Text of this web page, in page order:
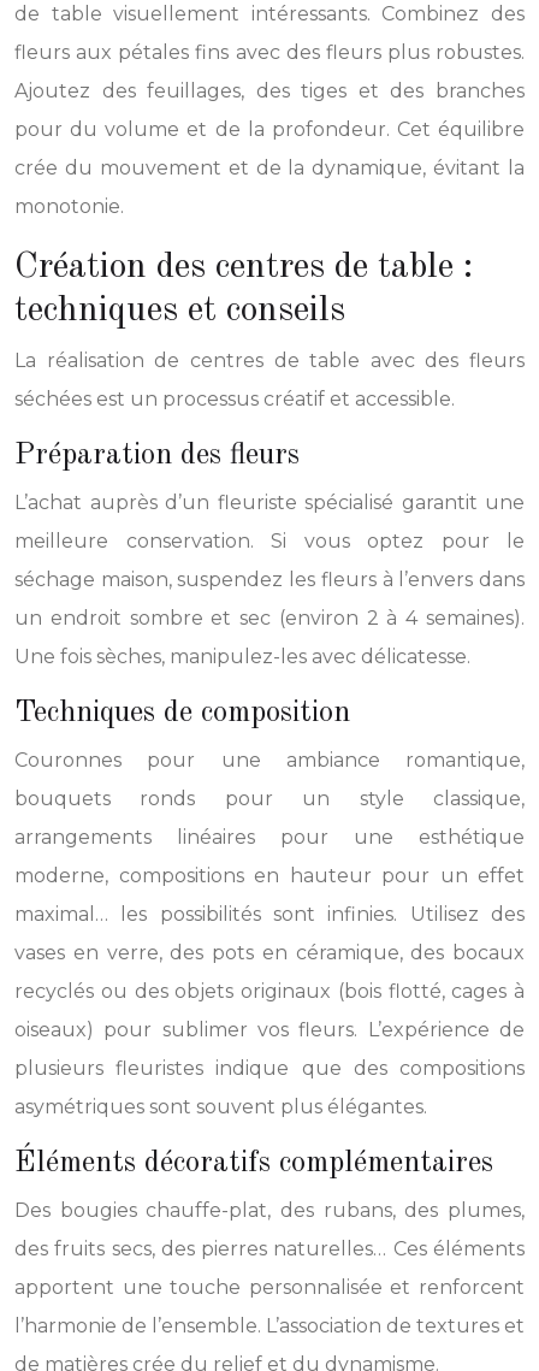
de table visuellement intéressants. Combinez des
fleurs aux pétales fins avec des fleurs plus robustes.
Ajoutez des feuillages, des tiges et des branches
pour du volume et de la profondeur. Cet équilibre
crée du mouvement et de la dynamique, évitant la
monotonie.
Création des centres de table :
techniques et conseils
La réalisation de centres de table avec des fleurs
séchées est un processus créatif et accessible.
Préparation des fleurs
L’achat auprès d’un fleuriste spécialisé garantit une
meilleure conservation. Si vous optez pour le
séchage maison, suspendez les fleurs à l’envers dans
un endroit sombre et sec (environ 2 à 4 semaines).
Une fois sèches, manipulez-les avec délicatesse.
Techniques de composition
Couronnes pour une ambiance romantique,
bouquets ronds pour un style classique,
arrangements linéaires pour une esthétique
moderne, compositions en hauteur pour un effet
maximal… les possibilités sont infinies. Utilisez des
vases en verre, des pots en céramique, des bocaux
recyclés ou des objets originaux (bois flotté, cages à
oiseaux) pour sublimer vos fleurs. L’expérience de
plusieurs fleuristes indique que des compositions
asymétriques sont souvent plus élégantes.
Éléments décoratifs complémentaires
Des bougies chauffe-plat, des rubans, des plumes,
des fruits secs, des pierres naturelles… Ces éléments
apportent une touche personnalisée et renforcent
l’harmonie de l’ensemble. L’association de textures et
de matières crée du relief et du dynamisme.